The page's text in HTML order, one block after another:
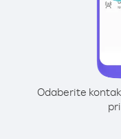
Odaberite